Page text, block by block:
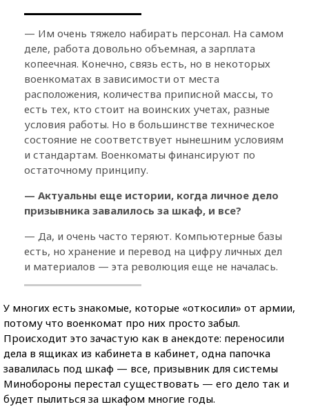
— Им очень тяжело набирать персонал. На самом
деле, работа довольно объемная, а зарплата
копеечная. Конечно, связь есть, но в некоторых
военкоматах в зависимости от места
расположения, количества приписной массы, то
есть тех, кто стоит на воинских учетах, разные
условия работы. Но в большинстве техническое
состояние не соответствует нынешним условиям
и стандартам. Военкоматы финансируют по
остаточному принципу.
— Актуальны еще истории, когда личное дело
призывника завалилось за шкаф, и все?
— Да, и очень часто теряют. Компьютерные базы
есть, но хранение и перевод на цифру личных дел
и материалов — эта революция еще не началась.
У многих есть знакомые, которые «откосили» от армии,
потому что военкомат про них просто забыл.
Происходит это зачастую как в анекдоте: переносили
дела в ящиках из кабинета в кабинет, одна папочка
завалилась под шкаф — все, призывник для системы
Минобороны перестал существовать — его дело так и
будет пылиться за шкафом многие годы.